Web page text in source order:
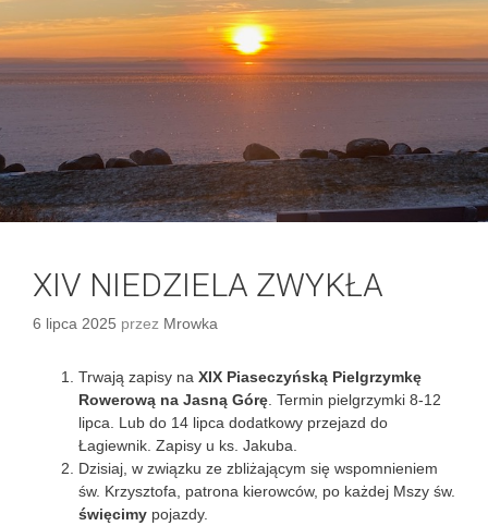
XIV NIEDZIELA ZWYKŁA
6 lipca 2025 przez Mrowka
Trwają zapisy na XIX Piaseczyńską Pielgrzymkę
Rowerową na Jasną Górę. Termin pielgrzymki 8-12
lipca. Lub do 14 lipca dodatkowy przejazd do
Łagiewnik. Zapisy u ks. Jakuba.
Dzisiaj, w związku ze zbliżającym się wspomnieniem
św. Krzysztofa, patrona kierowców, po każdej Mszy św.
święcimy pojazdy.